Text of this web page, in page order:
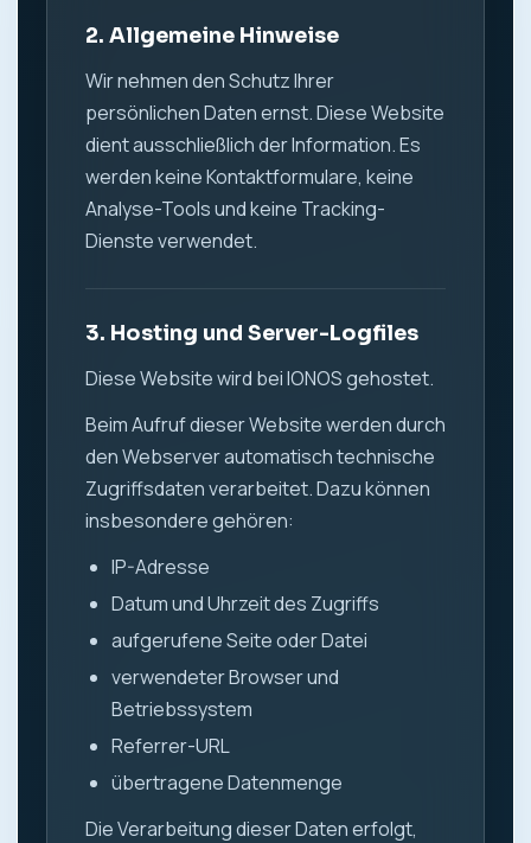
2. Allgemeine Hinweise
Wir nehmen den Schutz Ihrer
persönlichen Daten ernst. Diese Website
dient ausschließlich der Information. Es
werden keine Kontaktformulare, keine
Analyse-Tools und keine Tracking-
Dienste verwendet.
3. Hosting und Server-Logfiles
Diese Website wird bei IONOS gehostet.
Beim Aufruf dieser Website werden durch
den Webserver automatisch technische
Zugriffsdaten verarbeitet. Dazu können
insbesondere gehören:
IP-Adresse
Datum und Uhrzeit des Zugriffs
aufgerufene Seite oder Datei
verwendeter Browser und
Betriebssystem
Referrer-URL
übertragene Datenmenge
Die Verarbeitung dieser Daten erfolgt,